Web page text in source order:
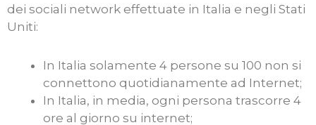
dei sociali network effettuate in Italia e negli Stati
Uniti:
In Italia solamente 4 persone su 100 non si
connettono quotidianamente ad Internet;
In Italia, in media, ogni persona trascorre 4
ore al giorno su internet;